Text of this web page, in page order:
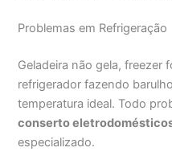
Problemas em Refrigeração
Geladeira não gela, freezer
refrigerador fazendo
temperatura ideal. Todo
conserto
especializado.